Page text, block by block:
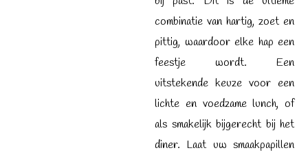
combinatie van hartig, zoet en
pittig, waardoor elke hap een
feestje wordt. Een
uitstekende keuze voor een
lichte en voedzame lunch, of
als smakelijk bijgerecht bij het
diner. Laat uw smaakpapillen